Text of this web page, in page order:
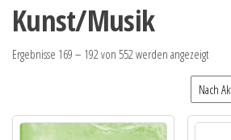
Kunst/Musik
Ergebnisse 169 – 192 von 552 werden angezeigt